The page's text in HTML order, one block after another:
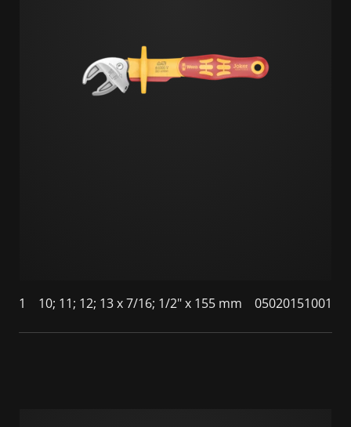
1 10; 11; 12; 13 x 7/16; 1/2" x 155 mm 05020151001